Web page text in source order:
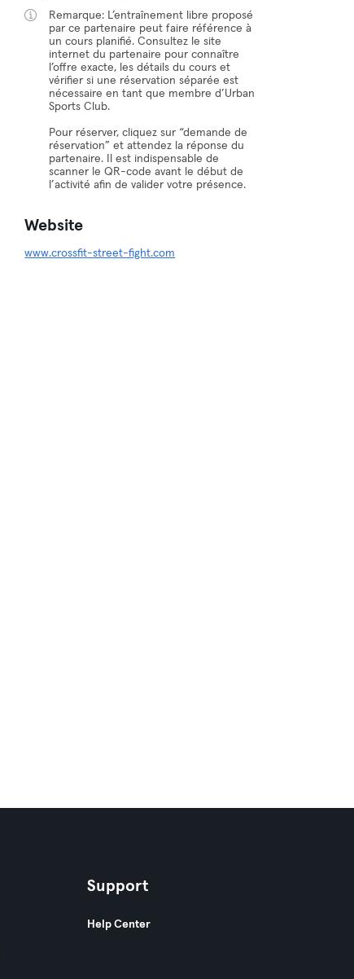
Remarque: L’entraînement libre proposé
par ce partenaire peut faire référence à
un cours planifié. Consultez le site
internet du partenaire pour connaître
l’offre exacte, les détails du cours et
vérifier si une réservation séparée est
nécessaire en tant que membre d’Urban
Sports Club.
Pour réserver, cliquez sur “demande de
réservation” et attendez la réponse du
partenaire. Il est indispensable de
scanner le QR-code avant le début de
l’activité afin de valider votre présence.
Website
www.crossfit-street-fight.com
Support
Help Center